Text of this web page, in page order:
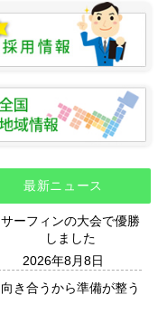
最新ニュース
サーフィンの大会で優勝
しました
2026年8月8日
向き合うから準備が整う